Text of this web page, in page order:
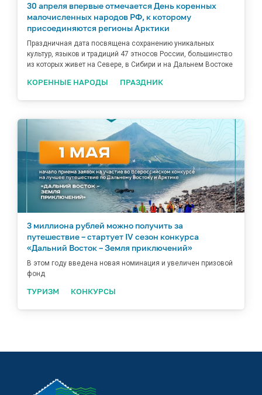
30 апреля впервые отмечается День коренных
малочисленных народов РФ, к которому
присоединяются регионы Арктики
Праздничная дата посвящена сохранению уникальных
культур, языков и традиций 47 этносов России, большинство
из которых живет на Севере, в Сибири и на Дальнем Востоке
КОРЕННЫЕ НАРОДЫ ПРАЗДНИК
3 миллиона рублей можно получить за
путешествие – стартует IV сезон конкурса
«Дальний Восток – Земля приключений»
В этом году введена новая номинация и увеличен призовой
фонд
ТУРИЗМ КОНКУРСЫ